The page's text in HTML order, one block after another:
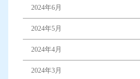
2024年6月
2024年5月
2024年4月
2024年3月